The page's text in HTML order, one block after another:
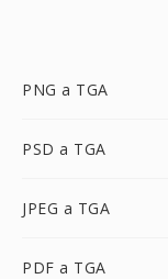
PNG a TGA
PSD a TGA
JPEG a TGA
PDF a TGA